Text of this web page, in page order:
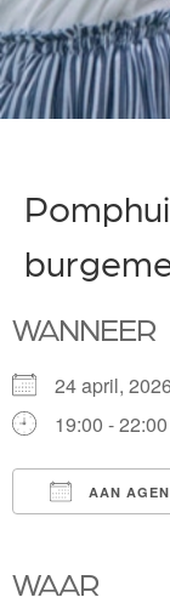
WANNEER
24 april,
19:00 - 22:00
AAN
WAAR